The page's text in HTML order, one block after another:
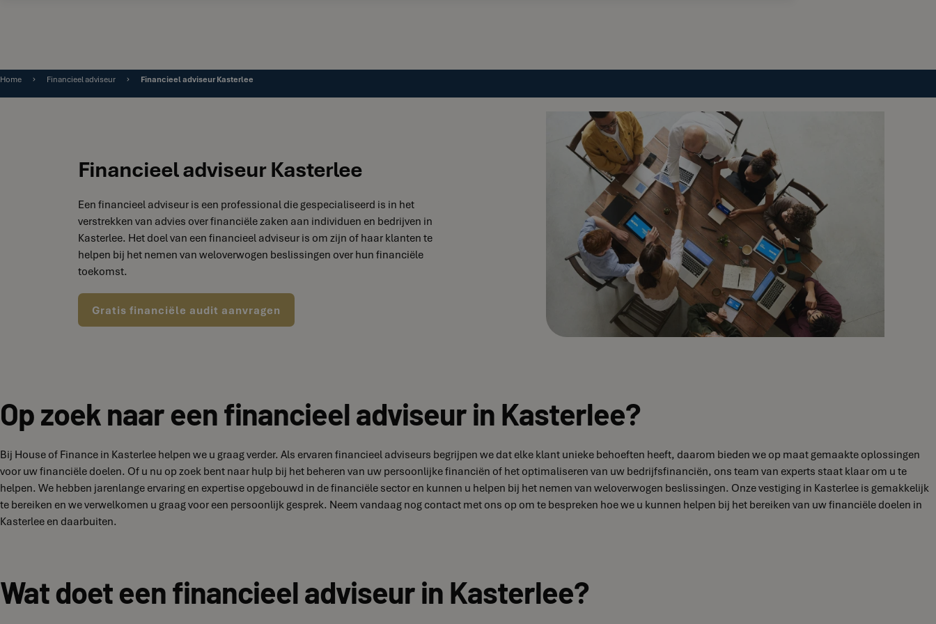
Home Financieel adviseur Financieel adviseur Kasterlee
Financieel adviseur Kasterlee
Een financieel adviseur is een professional die gespecialiseerd is in het
verstrekken van advies over financiële zaken aan individuen en bedrijven in
Kasterlee. Het doel van een financieel adviseur is om zijn of haar klanten te
helpen bij het nemen van weloverwogen beslissingen over hun financiële
toekomst.
Gratis financiële audit aanvragen
Op zoek naar een financieel adviseur in Kasterlee?
Bij House of Finance in Kasterlee helpen we u graag verder. Als ervaren financieel adviseurs begrijpen we dat elke klant unieke behoeften heeft, daarom bieden we op maat gemaakte oplossingen
voor uw financiële doelen. Of u nu op zoek bent naar hulp bij het beheren van uw persoonlijke financiën of het optimaliseren van uw bedrijfsfinanciën, ons team van experts staat klaar om u te
helpen. We hebben jarenlange ervaring en expertise opgebouwd in de financiële sector en kunnen u helpen bij het nemen van weloverwogen beslissingen. Onze vestiging in Kasterlee is gemakkelijk
te bereiken en we verwelkomen u graag voor een persoonlijk gesprek. Neem vandaag nog contact met ons op om te bespreken hoe we u kunnen helpen bij het bereiken van uw financiële doelen in
Kasterlee en daarbuiten.
Wat doet een financieel adviseur in Kasterlee?